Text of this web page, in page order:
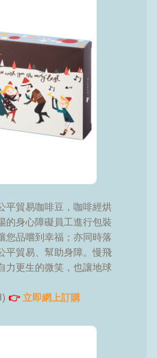
平貿易咖啡豆，咖啡經烘
的身心障礙員工進行包裝
您品嚐到幸福；亦同時落
平貿易、幫助身障。慢飛
力更生的微笑，也讓地球
👉立即網上訂購